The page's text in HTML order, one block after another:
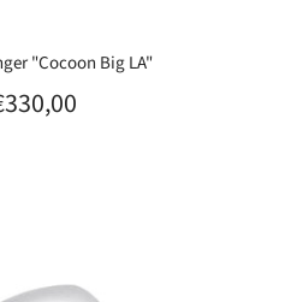
"Cocoon Big LA"